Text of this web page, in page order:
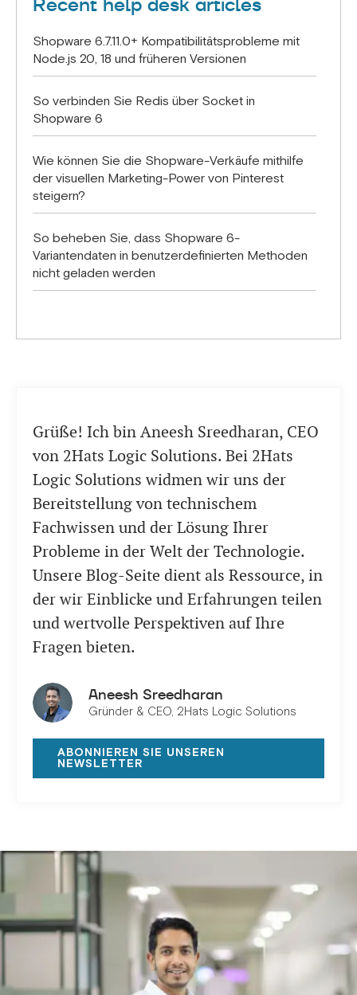
Shopware 6.7.11.0+ Kompatibilitätsprobleme mit
Node.js 20, 18 und früheren Versionen
So verbinden Sie Redis über Socket in
Shopware 6
Wie können Sie die Shopware-Verkäufe mithilfe
der visuellen Marketing-Power von Pinterest
steigern?
So beheben Sie, dass Shopware 6-
Variantendaten in benutzerdefinierten Methoden
nicht geladen werden
Grüße! Ich bin Aneesh Sreedharan, CEO
von 2Hats Logic Solutions. Bei 2Hats
Logic Solutions widmen wir uns der
Bereitstellung von technischem
Fachwissen und der Lösung Ihrer
Probleme in der Welt der Technologie.
Unsere Blog-Seite dient als Ressource, in
der wir Einblicke und Erfahrungen teilen
und wertvolle Perspektiven auf Ihre
Fragen bieten.
Aneesh Sreedharan
Gründer & CEO, 2Hats Logic Solutions
ABONNIEREN SIE UNSEREN
NEWSLETTER